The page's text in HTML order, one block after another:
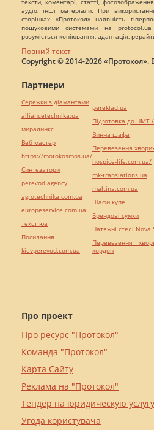
аудіо, інші матеріали. При
сторінках «Протокол» наявність
пошуковими системами на
розуміється копіювання, адаптація,
Повний текст
Copyright © 2014-2026 «Протокол».
Про проект
Про ресурс "Протокол"
Команда "Протокол"
Карта Сайту
Реклама на "Протокол"
Тендер на юридическую услугу
Угода користувача
Партнери
Сережки з діамантами
alliancetechnika.ua
миралинкс
Веб мастер
https://motokosmos.ua/
Синтезатори
perevod.agency
agrotechnika.com.ua
europeservice.com.ua
текст юа
Посилання
kievperevod.com.ua
pereklad.ua
Підготовка до НМТ
Винна шафа
Перевезення
hospice-life.com.ua/
mk-translations.ua
maltina.com.ua
Шафи купе
Брендові сумки
Натяжні стелі Nova
Перевезення
кордон